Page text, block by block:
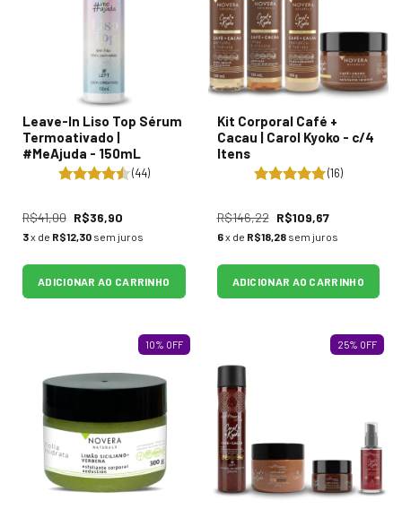
Leave-In Liso Top Sérum
Termoativado |
#MeAjuda - 150mL
(44)
R$41,00 R$36,90
3x de R$12,30 sem juros
ADICIONAR AO CARRINHO
Kit Corporal Café +
Cacau | Carol Kyoko - c/4
Itens
(16)
R$146,22 R$109,67
6x de R$18,28 sem juros
ADICIONAR AO CARRINHO
10% OFF 25% OFF